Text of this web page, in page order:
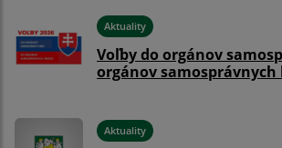
Aktuality
Voľby do orgánov
orgánov samosprávnych
Aktuality